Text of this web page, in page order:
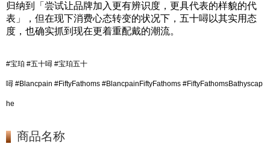
归纳到「尝试让品牌加入更有辨识度，更具代表的样貌的代
表」，但在现下消费心态转变的状况下，五十噚以其实用态
度，也确实抓到现在更着重配戴的潮流。
#宝珀 #五十噚 #宝珀五十
噚 #Blancpain #FiftyFathoms #BlancpainFiftyFathoms #FiftyFathomsBathyscap
he
商品名称